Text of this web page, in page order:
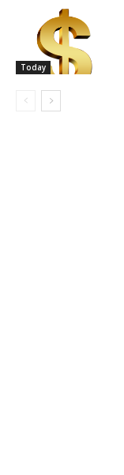
Today